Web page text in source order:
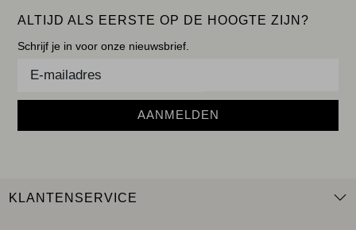
ALTIJD ALS EERSTE OP DE HOOGTE ZIJN?
Schrijf je in voor onze nieuwsbrief.
AANMELDEN
KLANTENSERVICE